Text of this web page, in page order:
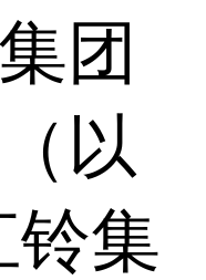
团
以
铃集